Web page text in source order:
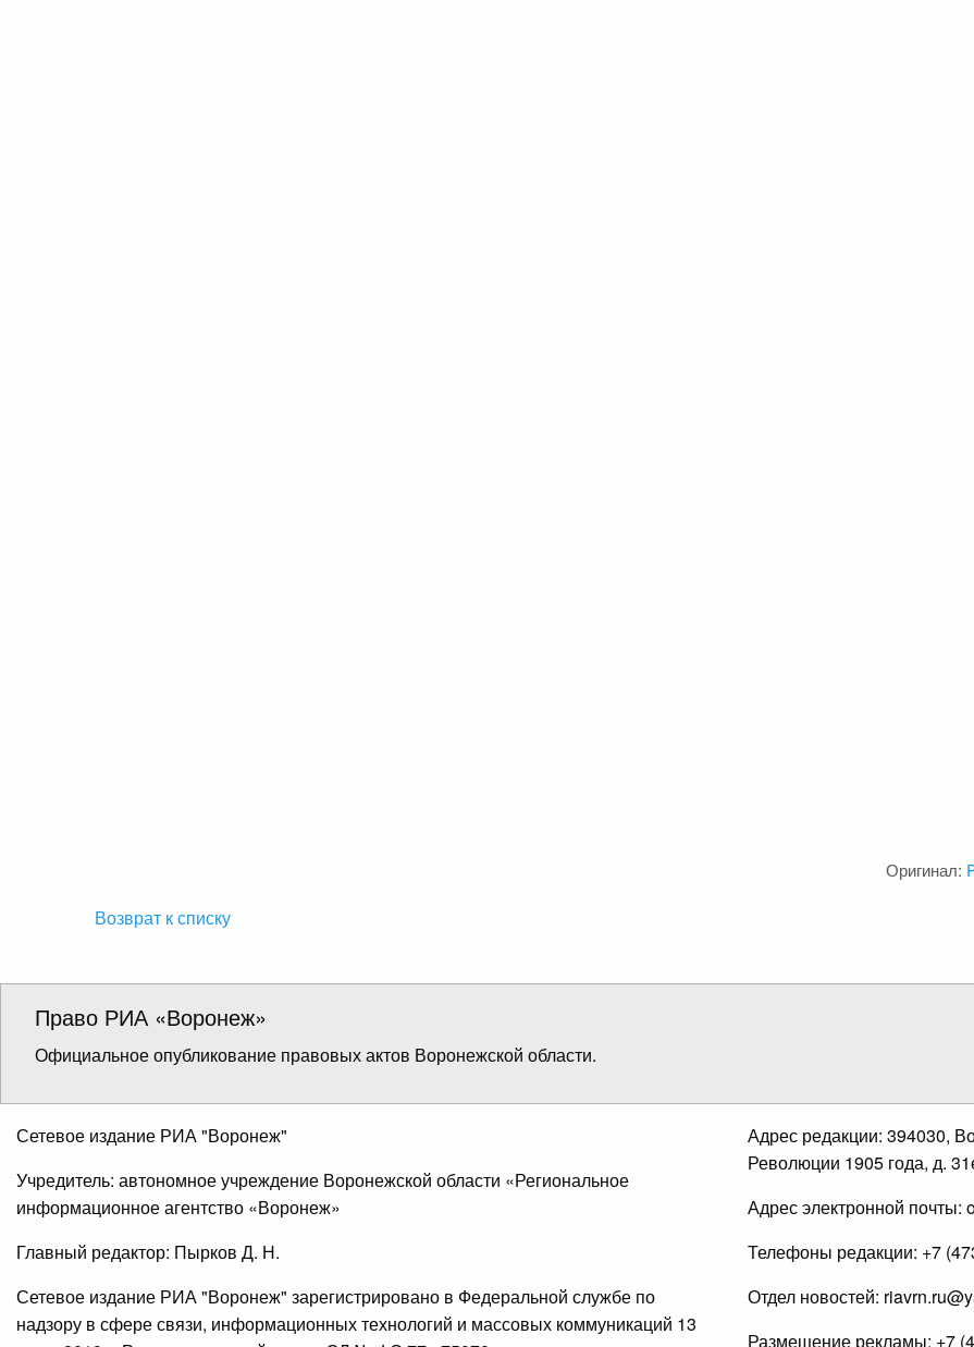
Оригинал:
Возврат к списку
Право РИА «Воронеж»
Официальное опубликование правовых актов Воронежской области.
Сетевое издание РИА "Воронеж"
Учредитель: автономное учреждение Воронежской области «Региональное
информационное агентство «Воронеж»
Главный редактор: Пырков Д. Н.
Сетевое издание РИА "Воронеж" зарегистрировано в Федеральной службе по
надзору в сфере связи, информационных технологий и массовых коммуникаций 13
Адрес редакции: 394030,
Революции 1905 года, д.
Адрес электронной почты:
Телефоны редакции: +7
Отдел новостей:
Размещение рекламы: +7